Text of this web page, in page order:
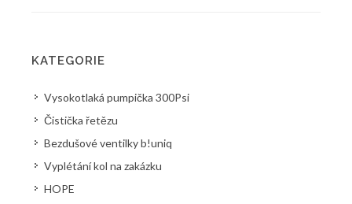
KATEGORIE
Vysokotlaká pumpička 300Psi
Čistička řetězu
Bezdušové ventilky b!uniq
Vyplétání kol na zakázku
HOPE